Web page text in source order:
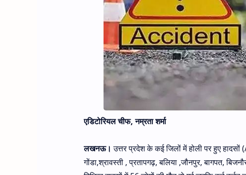
एडिटोरियल चीफ, नम्रता शर्मा
लखनऊ। उत्तर प्रदेश के कई जिलों में होली पर हुए
गोंडा,श्रावस्ती , प्रतापगढ़, बलिया ,जौनपुर, बागपत,